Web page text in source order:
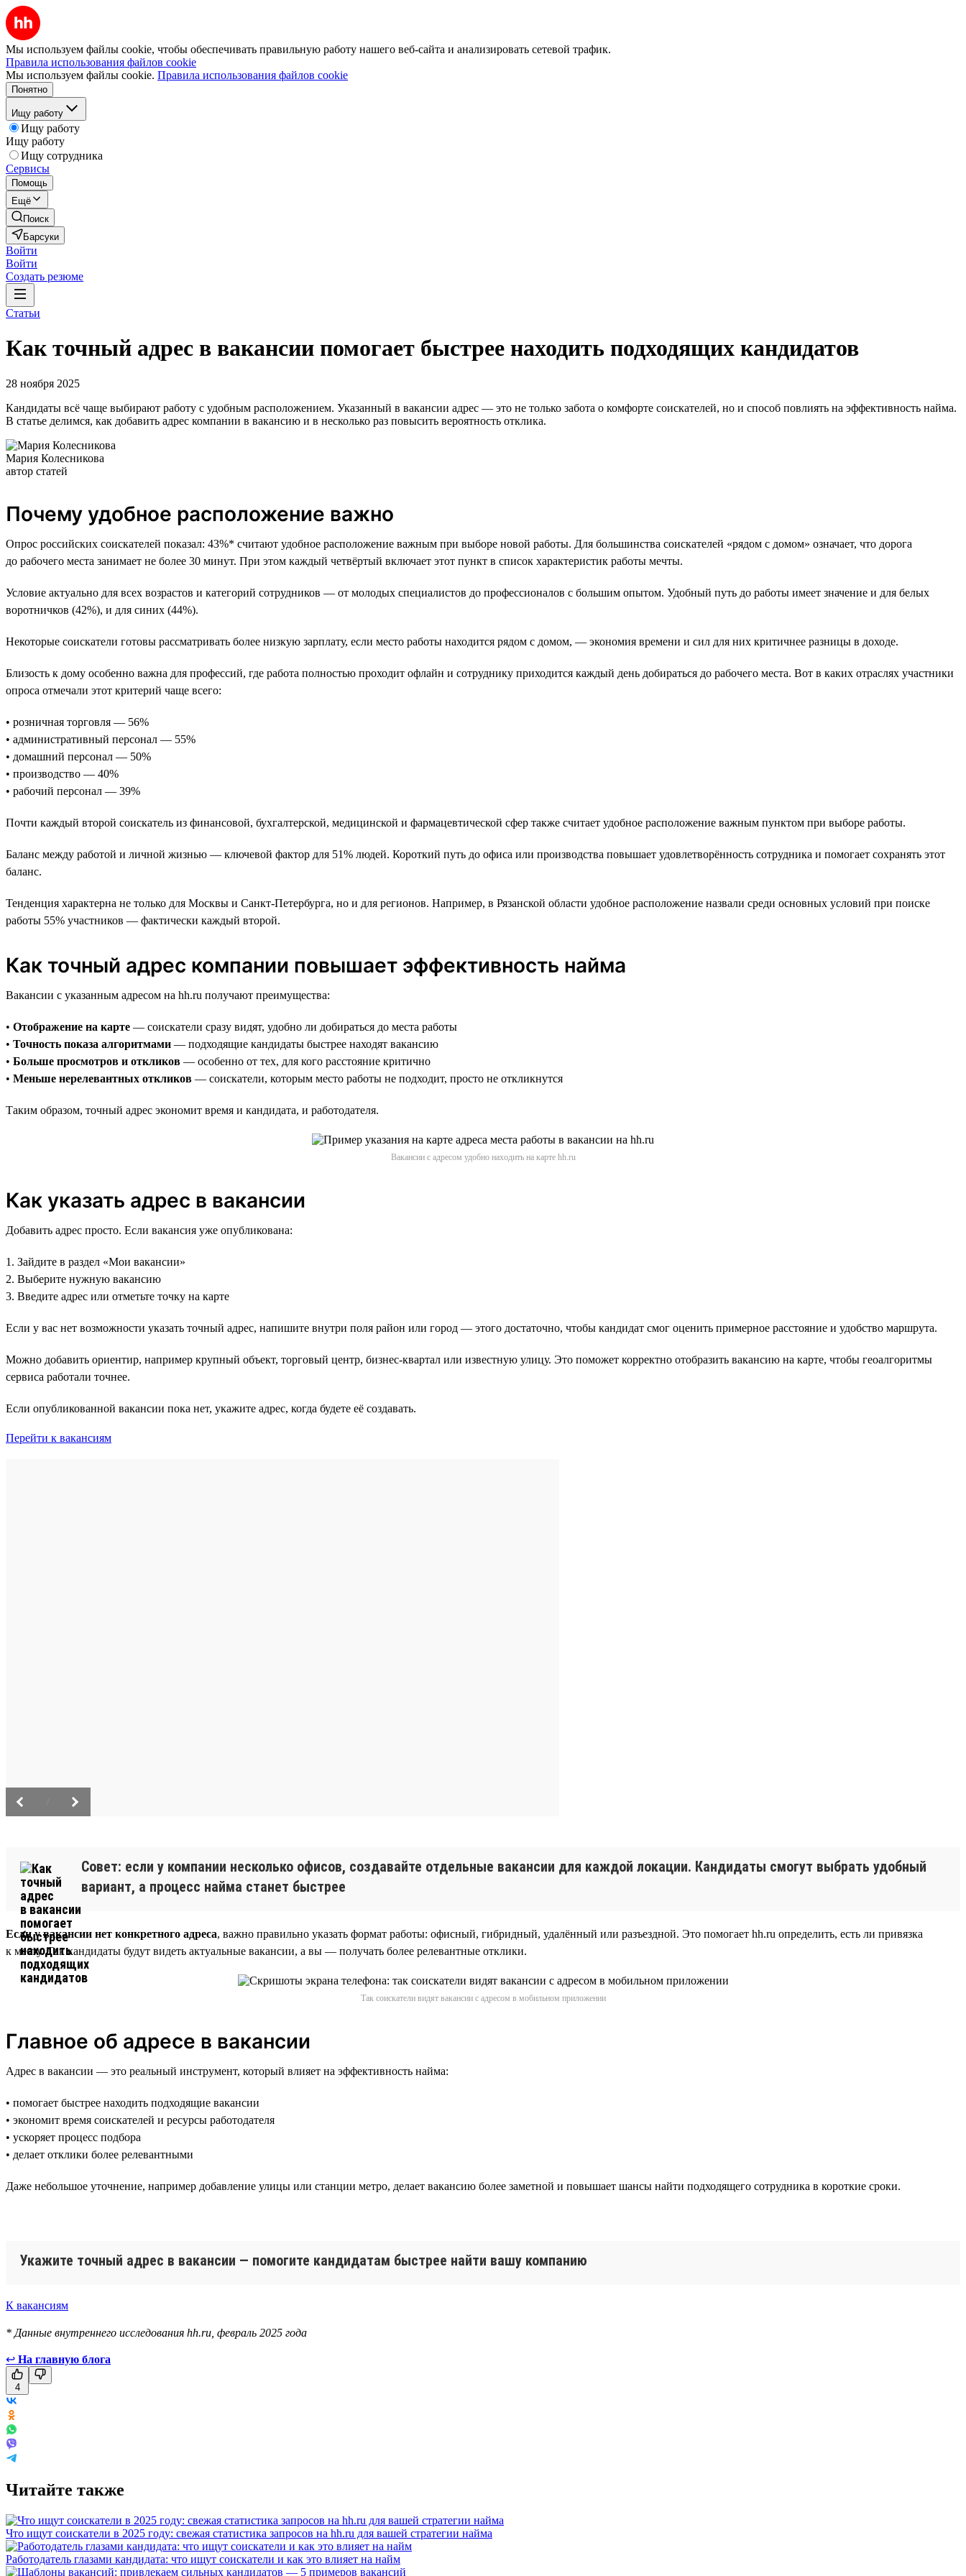
Мы используем файлы cookie, чтобы обеспечивать правильную работу нашего веб-сайта и анализировать сетевой трафик.
Правила использования файлов cookie
Мы используем файлы cookie. Правила использования файлов cookie
Понятно
Ищу работу
Ищу работу
Ищу работу
Ищу сотрудника
Сервисы
Помощь
Ещё
Поиск
Барсуки
Войти
Войти
Создать резюме
Статьи
Как точный адрес в вакансии помогает быстрее находить подходящих кандидатов
28 ноября 2025
Кандидаты всё чаще выбирают работу с удобным расположением. Указанный в вакансии адрес — это не только забота о комфорте соискателей, но и способ повлиять на эффективность найма.
В статье делимся, как добавить адрес компании в вакансию и в несколько раз повысить вероятность отклика.
Мария Колесникова
автор статей
Почему удобное расположение важно
Опрос российских соискателей показал: 43%* считают удобное расположение важным при выборе новой работы. Для большинства соискателей «рядом с домом» означает, что дорога
до рабочего места занимает не более 30 минут. При этом каждый четвёртый включает этот пункт в список характеристик работы мечты.
Условие актуально для всех возрастов и категорий сотрудников — от молодых специалистов до профессионалов с большим опытом. Удобный путь до работы имеет значение и для белых
воротничков (42%), и для синих (44%).
Некоторые соискатели готовы рассматривать более низкую зарплату, если место работы находится рядом с домом, — экономия времени и сил для них критичнее разницы в доходе.
Близость к дому особенно важна для профессий, где работа полностью проходит офлайн и сотруднику приходится каждый день добираться до рабочего места. Вот в каких отраслях участники
опроса отмечали этот критерий чаще всего:
• розничная торговля — 56%
• административный персонал — 55%
• домашний персонал — 50%
• производство — 40%
• рабочий персонал — 39%
Почти каждый второй соискатель из финансовой, бухгалтерской, медицинской и фармацевтической сфер также считает удобное расположение важным пунктом при выборе работы.
Баланс между работой и личной жизнью — ключевой фактор для 51% людей. Короткий путь до офиса или производства повышает удовлетворённость сотрудника и помогает сохранять этот
баланс.
Тенденция характерна не только для Москвы и Санкт-Петербурга, но и для регионов. Например, в Рязанской области удобное расположение назвали среди основных условий при поиске
работы 55% участников — фактически каждый второй.
Как точный адрес компании повышает эффективность найма
Вакансии с указанным адресом на hh.ru получают преимущества:
• Отображение на карте — соискатели сразу видят, удобно ли добираться до места работы
• Точность показа алгоритмами — подходящие кандидаты быстрее находят вакансию
• Больше просмотров и откликов — особенно от тех, для кого расстояние критично
• Меньше нерелевантных откликов — соискатели, которым место работы не подходит, просто не откликнутся
Таким образом, точный адрес экономит время и кандидата, и работодателя.
Вакансии с адресом удобно находить на карте hh.ru
Как указать адрес в вакансии
Добавить адрес просто. Если вакансия уже опубликована:
1. Зайдите в раздел «Мои вакансии»
2. Выберите нужную вакансию
3. Введите адрес или отметьте точку на карте
Если у вас нет возможности указать точный адрес, напишите внутри поля район или город — этого достаточно, чтобы кандидат смог оценить примерное расстояние и удобство маршрута.
Можно добавить ориентир, например крупный объект, торговый центр, бизнес-квартал или известную улицу. Это поможет корректно отобразить вакансию на карте, чтобы геоалгоритмы
сервиса работали точнее.
Если опубликованной вакансии пока нет, укажите адрес, когда будете её создавать.
Перейти к вакансиям
Совет: если у компании несколько офисов, создавайте отдельные вакансии для каждой локации. Кандидаты смогут выбрать удобный
вариант, а процесс найма станет быстрее
Если у вакансии нет конкретного адреса, важно правильно указать формат работы: офисный, гибридный, удалённый или разъездной. Это помогает hh.ru определить, есть ли привязка
к месту. Так кандидаты будут видеть актуальные вакансии, а вы — получать более релевантные отклики.
Так соискатели видят вакансии с адресом в мобильном приложении
Главное об адресе в вакансии
Адрес в вакансии — это реальный инструмент, который влияет на эффективность найма:
• помогает быстрее находить подходящие вакансии
• экономит время соискателей и ресурсы работодателя
• ускоряет процесс подбора
• делает отклики более релевантными
Даже небольшое уточнение, например добавление улицы или станции метро, делает вакансию более заметной и повышает шансы найти подходящего сотрудника в короткие сроки.
Укажите точный адрес в вакансии — помогите кандидатам быстрее найти вашу компанию
К вакансиям
* Данные внутреннего исследования hh.ru, февраль 2025 года
↩ На главную блога
4
Читайте также
Что ищут соискатели в 2025 году: свежая статистика запросов на hh.ru для вашей стратегии найма
Работодатель глазами кандидата: что ищут соискатели и как это влияет на найм